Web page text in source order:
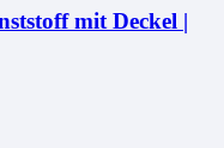
mit Deckel |